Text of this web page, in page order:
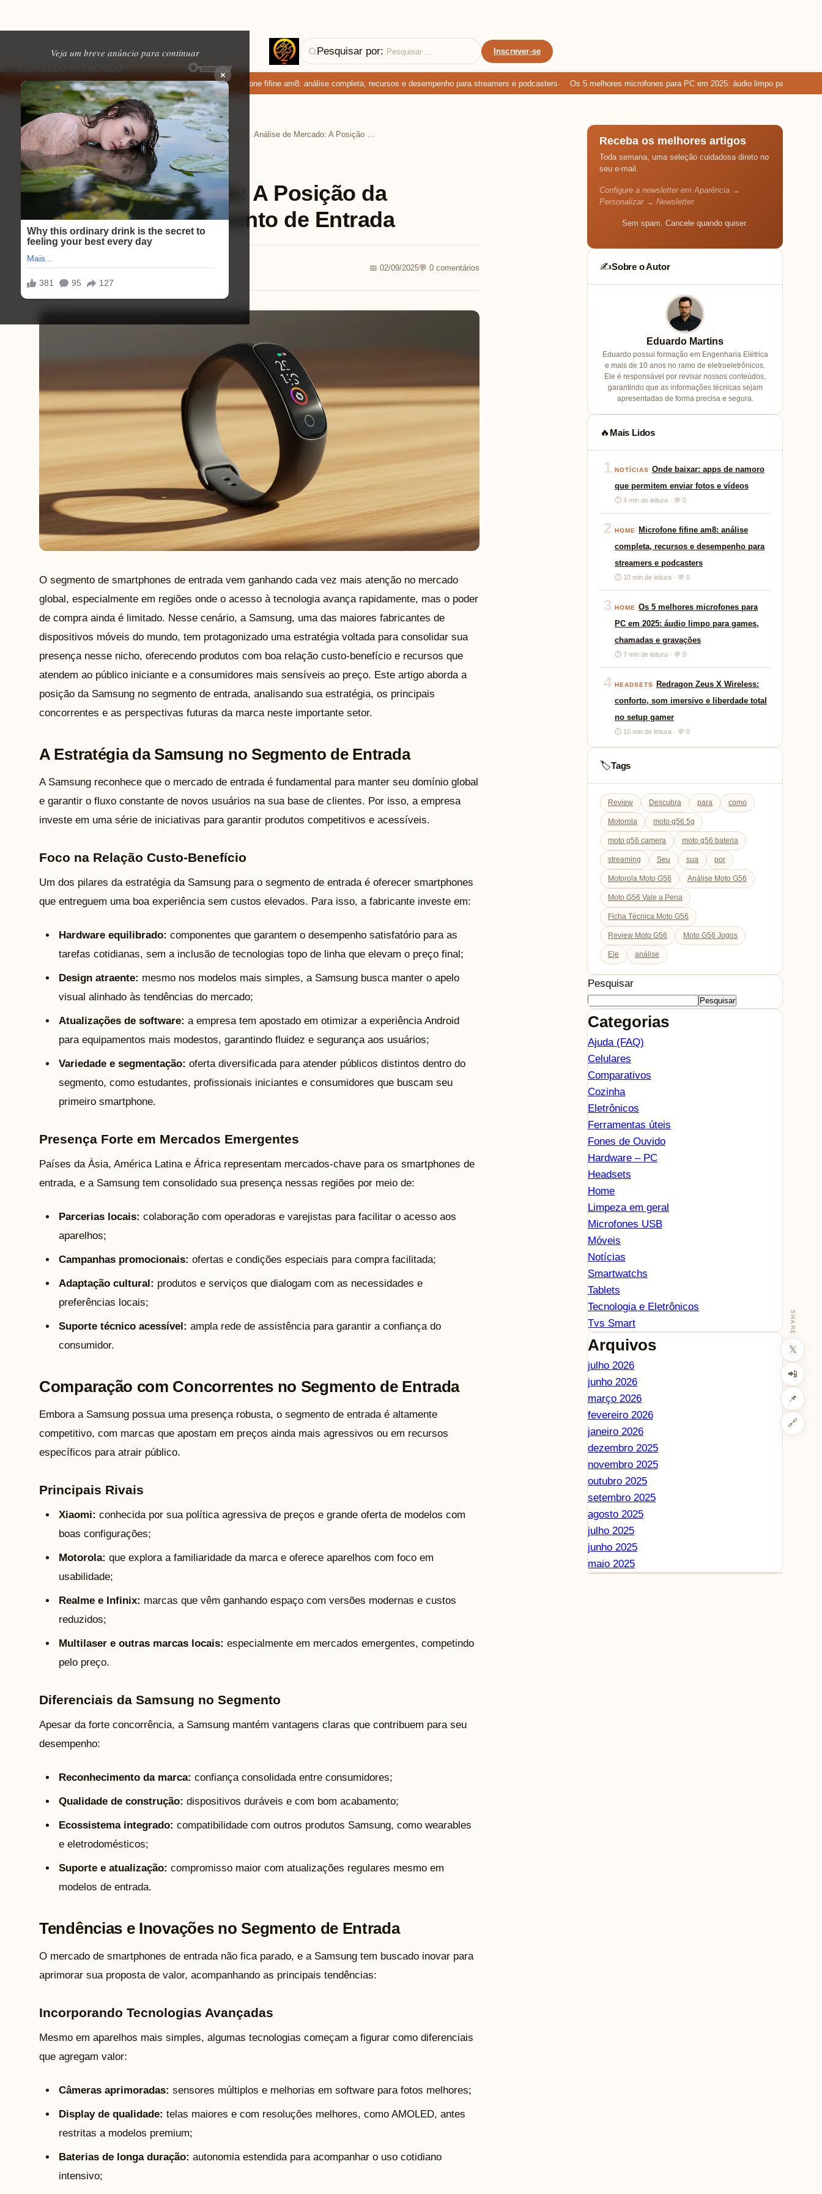
Veja um breve anúncio para continuar
×
SHARE
𝕏
📲
📌
🔗
Pesquisar por: Inscrever-se
EM ALTA
apps de namoro que permitem enviar fotos e vídeos Microfone fifine am8: análise completa, recursos e desempenho para streamers e podcasters Os 5 melhores microfones para PC em 2025: áudio limpo para games,
Home › Tecnologia e Eletrônicos Celulares ›
Celulares ⏱ 9 min de leitura
Análise de Mercado: A Posição da
Samsung no Segmento de Entrada
📅 02/09/2025💬 0 comentários
O segmento de smartphones de entrada vem ganhando cada vez mais atenção no mercado
global, especialmente em regiões onde o acesso à tecnologia avança rapidamente, mas o poder
de compra ainda é limitado. Nesse cenário, a Samsung, uma das maiores fabricantes de
dispositivos móveis do mundo, tem protagonizado uma estratégia voltada para consolidar sua
presença nesse nicho, oferecendo produtos com boa relação custo-benefício e recursos que
atendem ao público iniciante e a consumidores mais sensíveis ao preço. Este artigo aborda a
posição da Samsung no segmento de entrada, analisando sua estratégia, os principais
concorrentes e as perspectivas futuras da marca neste importante setor.
A Estratégia da Samsung no Segmento de Entrada
A Samsung reconhece que o mercado de entrada é fundamental para manter seu domínio global
e garantir o fluxo constante de novos usuários na sua base de clientes. Por isso, a empresa
investe em uma série de iniciativas para garantir produtos competitivos e acessíveis.
Foco na Relação Custo-Benefício
Um dos pilares da estratégia da Samsung para o segmento de entrada é oferecer smartphones
que entreguem uma boa experiência sem custos elevados. Para isso, a fabricante investe em:
Hardware equilibrado: componentes que garantem o desempenho satisfatório para as
tarefas cotidianas, sem a inclusão de tecnologias topo de linha que elevam o preço final;
Design atraente: mesmo nos modelos mais simples, a Samsung busca manter o apelo
visual alinhado às tendências do mercado;
Atualizações de software: a empresa tem apostado em otimizar a experiência Android
para equipamentos mais modestos, garantindo fluidez e segurança aos usuários;
Variedade e segmentação: oferta diversificada para atender públicos distintos dentro do
segmento, como estudantes, profissionais iniciantes e consumidores que buscam seu
primeiro smartphone.
Presença Forte em Mercados Emergentes
Países da Ásia, América Latina e África representam mercados-chave para os smartphones de
entrada, e a Samsung tem consolidado sua presença nessas regiões por meio de:
Parcerias locais: colaboração com operadoras e varejistas para facilitar o acesso aos
aparelhos;
Campanhas promocionais: ofertas e condições especiais para compra facilitada;
Adaptação cultural: produtos e serviços que dialogam com as necessidades e
preferências locais;
Suporte técnico acessível: ampla rede de assistência para garantir a confiança do
consumidor.
Comparação com Concorrentes no Segmento de Entrada
Embora a Samsung possua uma presença robusta, o segmento de entrada é altamente
competitivo, com marcas que apostam em preços ainda mais agressivos ou em recursos
específicos para atrair público.
Principais Rivais
Xiaomi: conhecida por sua política agressiva de preços e grande oferta de modelos com
boas configurações;
Motorola: que explora a familiaridade da marca e oferece aparelhos com foco em
usabilidade;
Realme e Infinix: marcas que vêm ganhando espaço com versões modernas e custos
reduzidos;
Multilaser e outras marcas locais: especialmente em mercados emergentes, competindo
pelo preço.
Diferenciais da Samsung no Segmento
Apesar da forte concorrência, a Samsung mantém vantagens claras que contribuem para seu
desempenho:
Reconhecimento da marca: confiança consolidada entre consumidores;
Qualidade de construção: dispositivos duráveis e com bom acabamento;
Ecossistema integrado: compatibilidade com outros produtos Samsung, como wearables
e eletrodomésticos;
Suporte e atualização: compromisso maior com atualizações regulares mesmo em
modelos de entrada.
Tendências e Inovações no Segmento de Entrada
O mercado de smartphones de entrada não fica parado, e a Samsung tem buscado inovar para
aprimorar sua proposta de valor, acompanhando as principais tendências:
Incorporando Tecnologias Avançadas
Mesmo em aparelhos mais simples, algumas tecnologias começam a figurar como diferenciais
que agregam valor:
Câmeras aprimoradas: sensores múltiplos e melhorias em software para fotos melhores;
Display de qualidade: telas maiores e com resoluções melhores, como AMOLED, antes
restritas a modelos premium;
Baterias de longa duração: autonomia estendida para acompanhar o uso cotidiano
intensivo;
Receba os melhores artigos
Toda semana, uma seleção cuidadosa direto no
seu e-mail.
Configure a newsletter em Aparência →
Personalizar → Newsletter.
Sem spam. Cancele quando quiser.
✍️Sobre o Autor
Eduardo Martins
Eduardo possui formação em Engenharia Elétrica
e mais de 10 anos no ramo de eletroeletrônicos.
Ele é responsável por revisar nossos conteúdos,
garantindo que as informações técnicas sejam
apresentadas de forma precisa e segura.
🔥 Mais Lidos
1 NOTÍCIAS Onde baixar: apps de namoro
que permitem enviar fotos e vídeos
⏱ 4 min de leitura · 💬 0
2 HOME
Microfone fifine am8: análise
completa, recursos e desempenho para
streamers e podcasters
⏱ 10 min de leitura · 💬 0
3 HOME
Os 5 melhores microfones para
PC em 2025: áudio limpo para games,
chamadas e gravações
⏱ 7 min de leitura · 💬 0
4 HEADSETS
Redragon Zeus X Wireless:
conforto, som imersivo e liberdade total
no setup gamer
⏱ 10 min de leitura · 💬 0
🏷️Tags
Review Descubra para como
Motorola moto g56 5g
moto g56 camera moto g56 bateria
streaming Seu sua por
Motorola Moto G56 Análise Moto G56
Moto G56 Vale a Pena
Ficha Técnica Moto G56
Review Moto G56 Moto G56 Jogos
Ele análise
Pesquisar
Pesquisar
Categorias
Ajuda (FAQ)
Celulares
Comparativos
Cozinha
Eletrônicos
Ferramentas úteis
Fones de Ouvido
Hardware – PC
Headsets
Home
Limpeza em geral
Microfones USB
Móveis
Notícias
Smartwatchs
Tablets
Tecnologia e Eletrônicos
Tvs Smart
Arquivos
julho 2026
junho 2026
março 2026
fevereiro 2026
janeiro 2026
dezembro 2025
novembro 2025
outubro 2025
setembro 2025
agosto 2025
julho 2025
junho 2025
maio 2025